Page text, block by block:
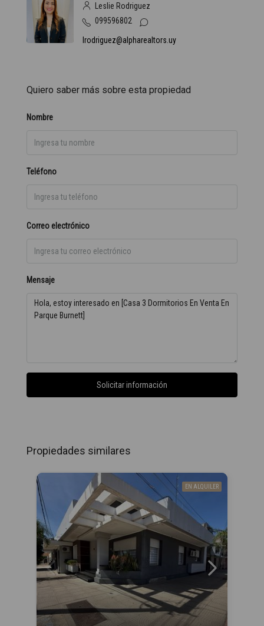
Leslie Rodriguez
099596802
lrodriguez@alpharealtors.uy
Quiero saber más sobre esta propiedad
Nombre
Teléfono
Correo electrónico
Mensaje
Solicitar información
Propiedades similares
EN ALQUILER